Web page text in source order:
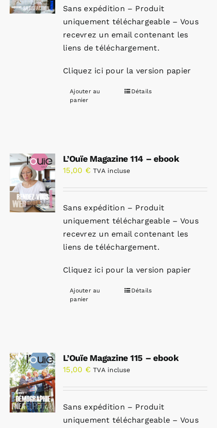
Sans expédition – Produit
uniquement téléchargeable – Vous
recevrez un email contenant les
liens de téléchargement.
Cliquez ici pour la version papier
Ajouter au
panier
Détails
L’Ouïe Magazine 114 – ebook
15,00 € TVA incluse
Sans expédition – Produit
uniquement téléchargeable – Vous
recevrez un email contenant les
liens de téléchargement.
Cliquez ici pour la version papier
Ajouter au
panier
Détails
L’Ouïe Magazine 115 – ebook
15,00 € TVA incluse
Sans expédition – Produit
uniquement téléchargeable – Vous